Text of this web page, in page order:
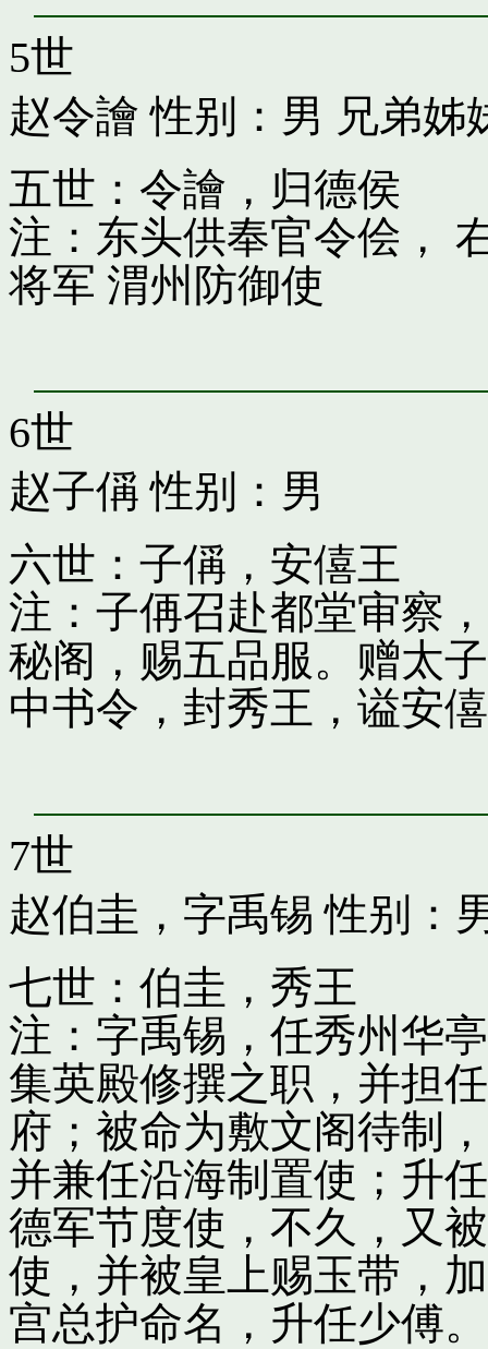
5世
赵令譮 性别：男 兄弟姊
五世：令譮，归德侯
注：东头供奉官令侩，
将军 渭州防御使
6世
赵子偁 性别：男
六世：子偁，安僖王
注：子侢召赴都堂审察
秘阁，赐五品服。赠太
中书令，封秀王，谥安
7世
赵伯圭，字禹锡 性别：
七世：伯圭，秀王
注：字禹锡，任秀州华
集英殿修撰之职，并担
府；被命为敷文阁待制
并兼任沿海制置使；升
德军节度使，不久，又
使，并被皇上赐玉带，
宫总护命名，升任少傅